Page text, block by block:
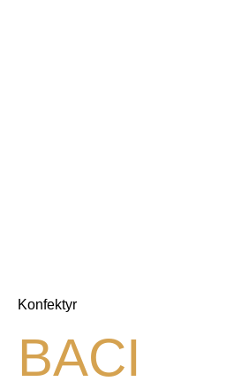
Konfektyr
BACI